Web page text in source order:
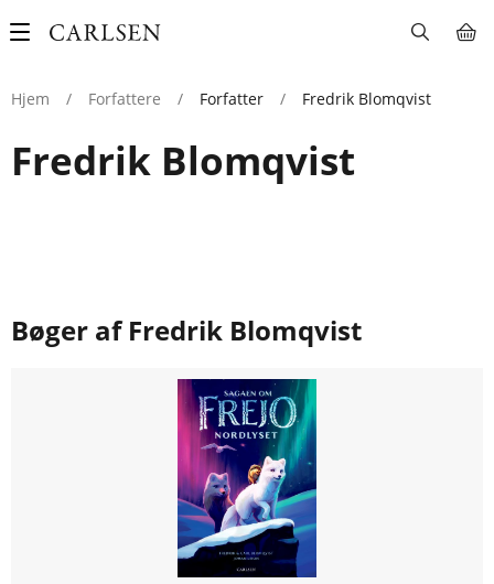
Main
Hjem
/ Forfattere / Forfatter / Fredrik Blomqvist
Fredrik Blomqvist
Bøger af Fredrik Blomqvist